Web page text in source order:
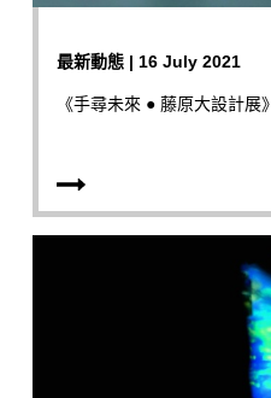
最新動態 | 16 July 2021
《手尋未來 ● 藤原大設計展》